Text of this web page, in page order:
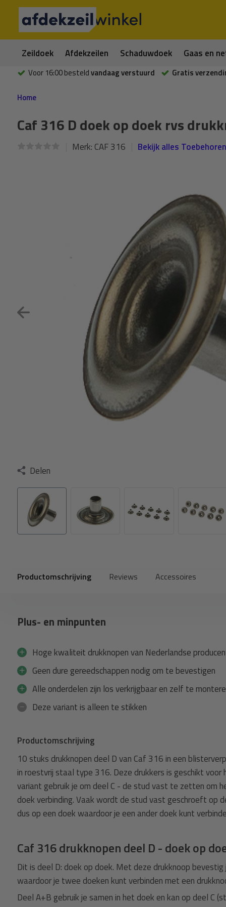
Zeildoek Afdekzeilen Schaduwdoek Gaas en
Voor 16:00 besteldvandaag verstuurd Gratis
Home
Caf 316 D doek op doek rvs
Merk: CAF 316 Bekijk alles Toebehoren
Delen
Productomschrijving Reviews Accessoires
Plus- en minpunten
Hoge kwaliteit drukknopen van Nederlandse
Geen dure gereedschappen nodig om te bevestigen
Alle onderdelen zijn los verkrijgbaar en zelf te
Deze variant is alleen te stikken
Productomschrijving
10 stuks drukknopen deel D van Caf 316 in een
in roestvrij staal type 316. Deze drukkers is geschikt voor
variant gebruik je om deel C - de stud vast te zetten om
doek verbinding. Vaak wordt de stud vast geschroeft op
dus op een doek waardoor je een ander doek kunt
Caf 316 drukknopen deel D - doek op
Dit is deel D: doek op doek. Met deze drukknoop
waardoor je twee doeken kunt verbinden met een
Deel A+B gebruik je samen in het doek en kan op deel C